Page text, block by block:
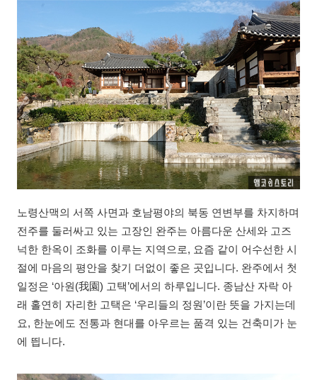
노령산맥의 서쪽 사면과 호남평야의 북동 연변부를 차지하며
전주를 둘러싸고 있는 고장인 완주는 아름다운 산세와 고즈
넉한 한옥이 조화를 이루는 지역으로, 요즘 같이 어수선한 시
절에 마음의 평안을 찾기 더없이 좋은 곳입니다. 완주에서 첫
일정은 ‘아원(我園) 고택’에서의 하루입니다. 종남산 자락 아
래 홀연히 자리한 고택은 ‘우리들의 정원’이란 뜻을 가지는데
요, 한눈에도 전통과 현대를 아우르는 품격 있는 건축미가 눈
에 띕니다.